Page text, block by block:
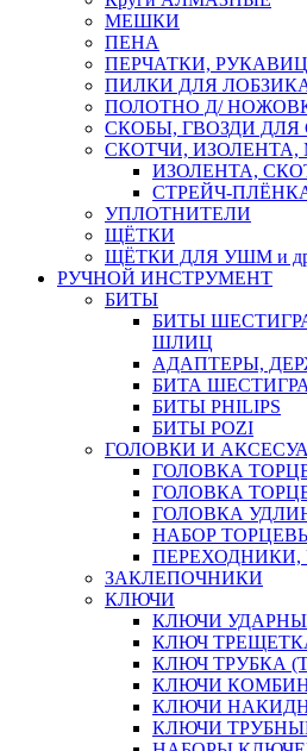
МЕШКИ
ПЕНА
ПЕРЧАТКИ,
ПИЛКИ ДЛЯ
ПОЛОТНО Д/
СКОБЫ, ГВОЗДИ ДЛЯ
СКОТЧИ, ИЗОЛЕНТА,
ИЗОЛЕНТА,
СТРЕЙЧ-
УПЛОТНИТЕЛИ
ЩЁТКИ
ЩЁТКИ ДЛЯ УШМ и
РУЧНОЙ ИНСТРУМЕНТ
БИТЫ
БИТЫ
ШЛИЦ
АДАПТЕРЫ,
БИТА
БИТЫ PHILIPS
БИТЫ POZI
ГОЛОВКИ И
ГОЛОВКА
ГОЛОВКА
ГОЛОВКА
НАБОР
ЗАКЛЕПОЧНИКИ
КЛЮЧИ
КЛЮЧИ
КЛЮЧ
КЛЮЧ ТРУБКА
КЛЮЧИ
КЛЮЧИ
КЛЮЧИ